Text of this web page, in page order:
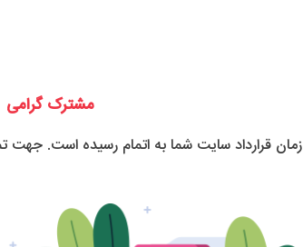
مشترک گرامی
زمان قرارداد سایت شما به اتمام رسیده است. جهت